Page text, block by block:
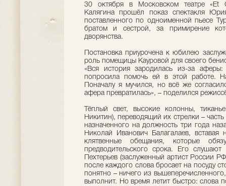
30 октября в Московском театре «Et
Калягина прошёл показ спектакля
поставленного по одноименной пьесе
братом и сестрой, за примирение
дворянства.
Постановка приурочена к юбилею
роль помещицы Кауровой для своего
«Вся история зародилась из-за
попросила помочь ей в этой работе.
Поначалу я мучился, но всё же
афера превратилась», – поделился
Тёплый свет, высокие колонны,
Никитин), переводящий их стрелки –
назначенного на должность три года
Николай Иванович Балагалаев,
клятвенные обещания, которые
предводительского срока. Его
Пехтерьев (заслуженный артист России
после каждого слова бросает на посуду
понятно – ничего из
выполнит. Но время летит быстро: слова